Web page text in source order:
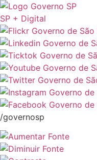
SP + Digital
/governosp